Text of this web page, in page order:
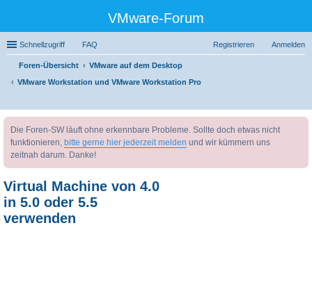
VMware-Forum
Schnellzugriff FAQ Anmelden
Registrieren
Foren-Übersicht
VMware auf dem Desktop
VMware Workstation und VMware Workstation Pro
uc
Die Foren-SW läuft ohne erkennbare Probleme. Sollte doch etwas nicht
funktionieren, bitte gerne hier jederzeit melden und wir kümmern uns
zeitnah darum. Danke!
Virtual Machine von 4.0
in 5.0 oder 5.5
verwenden